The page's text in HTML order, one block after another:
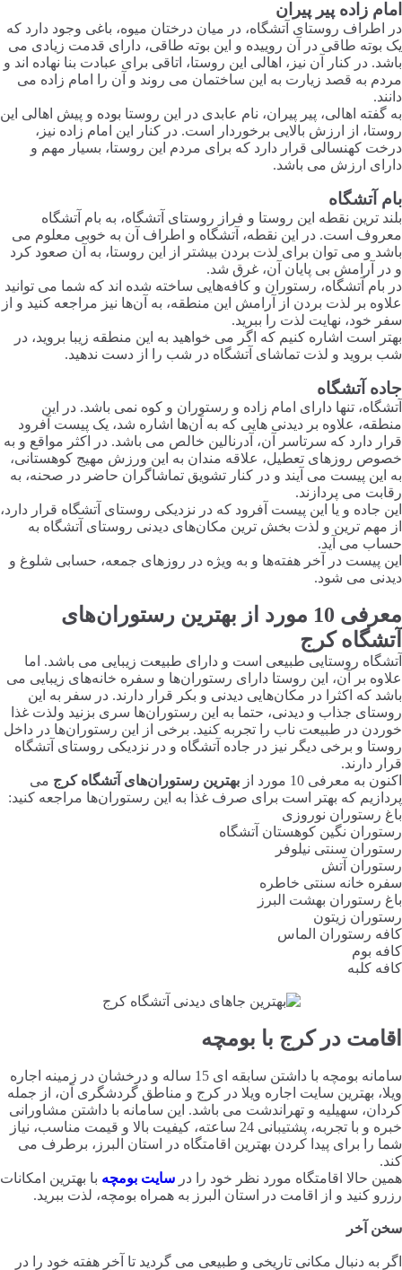
امام زاده پیر پیران
در اطراف روستای آتشگاه، در میان درختان میوه، باغی وجود دارد که
یک بوته طاقی در آن روییده و این بوته طاقی، دارای قدمت زیادی می
باشد. در کنار آن نیز، اهالی این روستا، اتاقی برای عبادت بنا نهاده اند و
مردم به قصد زیارت به این ساختمان می روند و آن را امام زاده می
دانند.
به گفته اهالی، پیر پیران، نام عابدی در این روستا بوده و پیش اهالی این
روستا، از ارزش بالایی برخوردار است. در کنار این امام زاده نیز،
درخت کهنسالی قرار دارد که برای مردم این روستا، بسیار مهم و
دارای ارزش می باشد.
بام آتشگاه
بلند ترین نقطه این روستا و فراز روستای آتشگاه، به بام آتشگاه
معروف است. در این نقطه، آتشگاه و اطراف آن به خوبی معلوم می
باشد و می توان برای لذت بردن بیشتر از این روستا، به آن صعود کرد
و در آرامش بی پایان آن، غرق شد.
در بام آتشگاه، رستوران و کافه‌هایی ساخته شده اند که شما می توانید
علاوه بر لذت بردن از آرامش این منطقه، به آن‌ها نیز مراجعه کنید و از
سفر خود، نهایت لذت را ببرید.
بهتر است اشاره کنیم که اگر می خواهید به این منطقه زیبا بروید، در
شب بروید و لذت تماشای آتشگاه در شب را از دست ندهید.
جاده آتشگاه
آتشگاه، تنها دارای امام زاده و رستوران و کوه نمی باشد. در این
منطقه، علاوه بر دیدنی هایی که به آن‌ها اشاره شد، یک پیست آفرود
قرار دارد که سرتاسر آن، آدرنالین خالص می باشد. در اکثر مواقع و به
خصوص روزهای تعطیل، علاقه مندان به این ورزش مهیج کوهستانی،
به این پیست می آیند و در کنار تشویق تماشاگران حاضر در صحنه، به
رقابت می پردازند.
این جاده و یا این پیست آفرود که در نزدیکی روستای آتشگاه قرار دارد،
از مهم ترین و لذت بخش ترین مکان‌های دیدنی روستای آتشگاه به
حساب می آید.
این پیست در آخر هفته‌ها و به ویژه در روزهای جمعه، حسابی شلوغ و
دیدنی می شود.
معرفی 10 مورد از بهترین رستوران‌های
آتشگاه کرج
آتشگاه روستایی طبیعی است و دارای طبیعت زیبایی می باشد. اما
علاوه بر آن، این روستا دارای رستوران‌ها و سفره خانه‌های زیبایی می
باشد که اکثرا در مکان‌هایی دیدنی و بکر قرار دارند. در سفر به این
روستای جذاب و دیدنی، حتما به این رستوران‌ها سری بزنید ولذت غذا
خوردن در طبیعت ناب را تجربه کنید. برخی از این رستوران‌ها در داخل
روستا و برخی دیگر نیز در جاده آتشگاه و در نزدیکی روستای آتشگاه
قرار دارند.
اکنون به معرفی 10 مورد از
بهترین رستوران‌های آتشگاه کرج می
پردازیم که بهتر است برای صرف غذا به این رستوران‌ها مراجعه کنید:
باغ رستوران نوروزی
رستوران نگین کوهستان آتشگاه
رستوران سنتی نیلوفر
رستوران آتش
سفره خانه سنتی خاطره
باغ رستوران بهشت البرز
رستوران زیتون
کافه رستوران الماس
کافه بوم
کافه کلبه
اقامت در کرج با بومچه
سامانه بومچه با داشتن سابقه ای 15 ساله و درخشان در زمینه اجاره
ویلا، بهترین سایت اجاره ویلا در کرج و مناطق گردشگری آن، از جمله
کردان، سهیلیه و تهراندشت می باشد. این سامانه با داشتن مشاورانی
خبره و با تجربه، پشتیبانی 24 ساعته، کیفیت بالا و قیمت مناسب، نیاز
شما را برای پیدا کردن بهترین اقامتگاه در استان البرز، برطرف می
کند.
همین حالا اقامتگاه مورد نظر خود را در سایت بومچه با بهترین امکانات
رزرو کنید و از اقامت در استان البرز به همراه بومچه، لذت ببرید.
سخن آخر
اگر به دنبال مکانی تاریخی و طبیعی می گردید تا آخر هفته خود را در